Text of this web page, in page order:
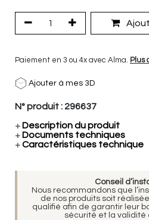
Paiement en 3 ou 4x avec Alma. Plus
Ajouter à mes 3D
N° produit : 296637
+ Description du produit
+ Documents techniques
+Caractéristiques technique
Conseil
Nous recommandons que
de nos produits soit
qualifié afin de garantir leur
sécurité et la validité